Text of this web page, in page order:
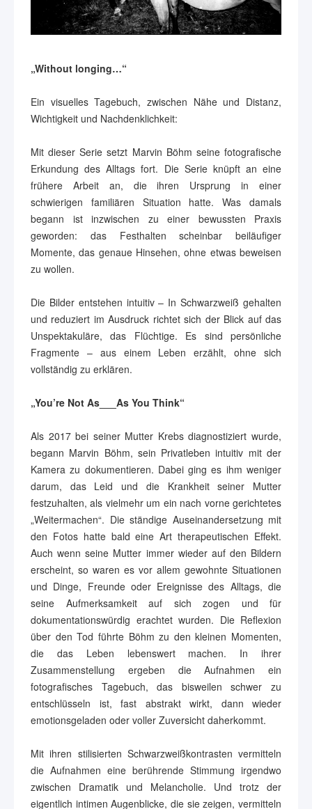
„Without longing…“
Ein visuelles Tagebuch, zwischen Nähe und Distanz,
Wichtigkeit und Nachdenklichkeit:
Mit dieser Serie setzt Marvin Böhm seine fotografische
Erkundung des Alltags fort. Die Serie knüpft an eine
frühere Arbeit an, die ihren Ursprung in einer
schwierigen familiären Situation hatte. Was damals
begann ist inzwischen zu einer bewussten Praxis
geworden: das Festhalten scheinbar beiläufiger
Momente, das genaue Hinsehen, ohne etwas beweisen
zu wollen.
Die Bilder entstehen intuitiv – In Schwarzweiß gehalten
und reduziert im Ausdruck richtet sich der Blick auf das
Unspektakuläre, das Flüchtige. Es sind persönliche
Fragmente – aus einem Leben erzählt, ohne sich
vollständig zu erklären.
„You’re Not As___As You Think“
Als 2017 bei seiner Mutter Krebs diagnostiziert wurde,
begann Marvin Böhm, sein Privatleben intuitiv mit der
Kamera zu dokumentieren. Dabei ging es ihm weniger
darum, das Leid und die Krankheit seiner Mutter
festzuhalten, als vielmehr um ein nach vorne gerichtetes
„Weitermachen“. Die ständige Auseinandersetzung mit
den Fotos hatte bald eine Art therapeutischen Effekt.
Auch wenn seine Mutter immer wieder auf den Bildern
erscheint, so waren es vor allem gewohnte Situationen
und Dinge, Freunde oder Ereignisse des Alltags, die
seine Aufmerksamkeit auf sich zogen und für
dokumentationswürdig erachtet wurden. Die Reflexion
über den Tod führte Böhm zu den kleinen Momenten,
die das Leben lebenswert machen. In ihrer
Zusammenstellung ergeben die Aufnahmen ein
fotografisches Tagebuch, das bisweilen schwer zu
entschlüsseln ist, fast abstrakt wirkt, dann wieder
emotionsgeladen oder voller Zuversicht daherkommt.
Mit ihren stilisierten Schwarzweißkontrasten vermitteln
die Aufnahmen eine berührende Stimmung irgendwo
zwischen Dramatik und Melancholie. Und trotz der
eigentlich intimen Augenblicke, die sie zeigen, vermitteln